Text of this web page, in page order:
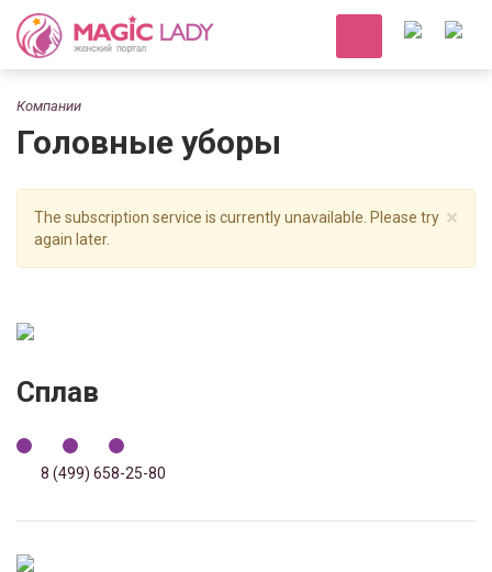
Компании
Головные уборы
×
The subscription service is currently unavailable. Please try
again later.
Сплав
8 (499) 658-25-80